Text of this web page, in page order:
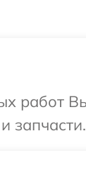
работ
запчасти.